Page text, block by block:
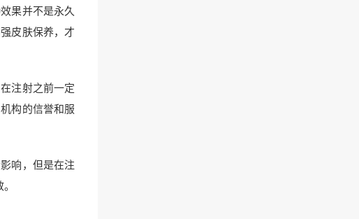
果并不是永久
皮肤保养，才
注射之前一定
构的信誉和服
响，但是在注